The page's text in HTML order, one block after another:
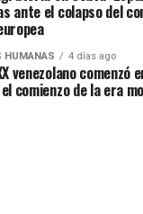
ante el colapso del
HUMANAS 4 días ago
venezolano comenzó
comienzo de la era